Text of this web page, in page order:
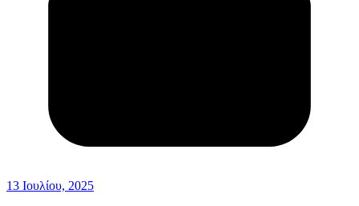
13 Ιουλίου, 2025